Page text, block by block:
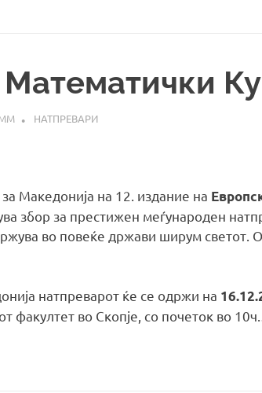
НАТПРЕВАРИ
Македонија на 12. издание на
збор за престижен меѓународен
во повеќе држави ширум светот.
натпреварот ќе се одржи на
факултет во Скопје, со почеток во